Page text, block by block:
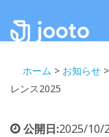
ホーム > お知らせ >
レンス2025
公開日:2025/10/